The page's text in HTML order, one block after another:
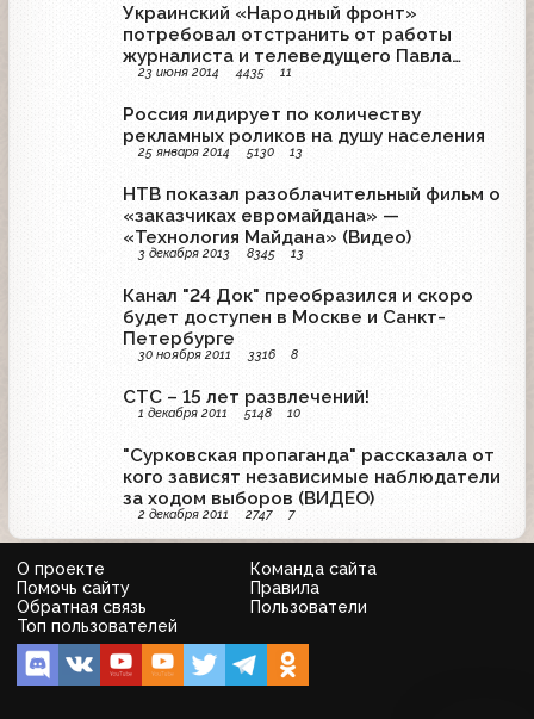
Украинский «Народный фронт»
потребовал отстранить от работы
журналиста и телеведущего Павла
Шеремета
23 июня 2014 4435 11
Россия лидирует по количеству
рекламных роликов на душу населения
25 января 2014 5130 13
НТВ показал разоблачительный фильм о
«заказчиках евромайдана» —
«Технология Майдана» (Видео)
3 декабря 2013 8345 13
Канал "24 Док" преобразился и скоро
будет доступен в Москве и Санкт-
Петербурге
30 ноября 2011 3316 8
СТС – 15 лет развлечений!
1 декабря 2011 5148 10
"Сурковская пропаганда" рассказала от
кого зависят независимые наблюдатели
за ходом выборов (ВИДЕО)
2 декабря 2011 2747 7
О проекте
Команда сайта
Помочь сайту
Правила
Обратная связь
Пользователи
Топ пользователей